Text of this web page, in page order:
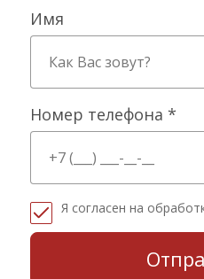
Имя
Номер телефона *
Я согласен на